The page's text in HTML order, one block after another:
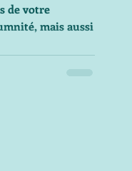
de votre
mais aussi